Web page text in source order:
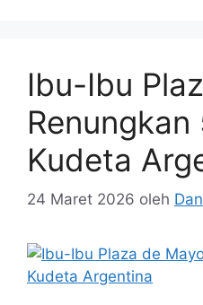
Ibu-Ibu
Renungkan
Kudeta
24 Maret 2026 oleh